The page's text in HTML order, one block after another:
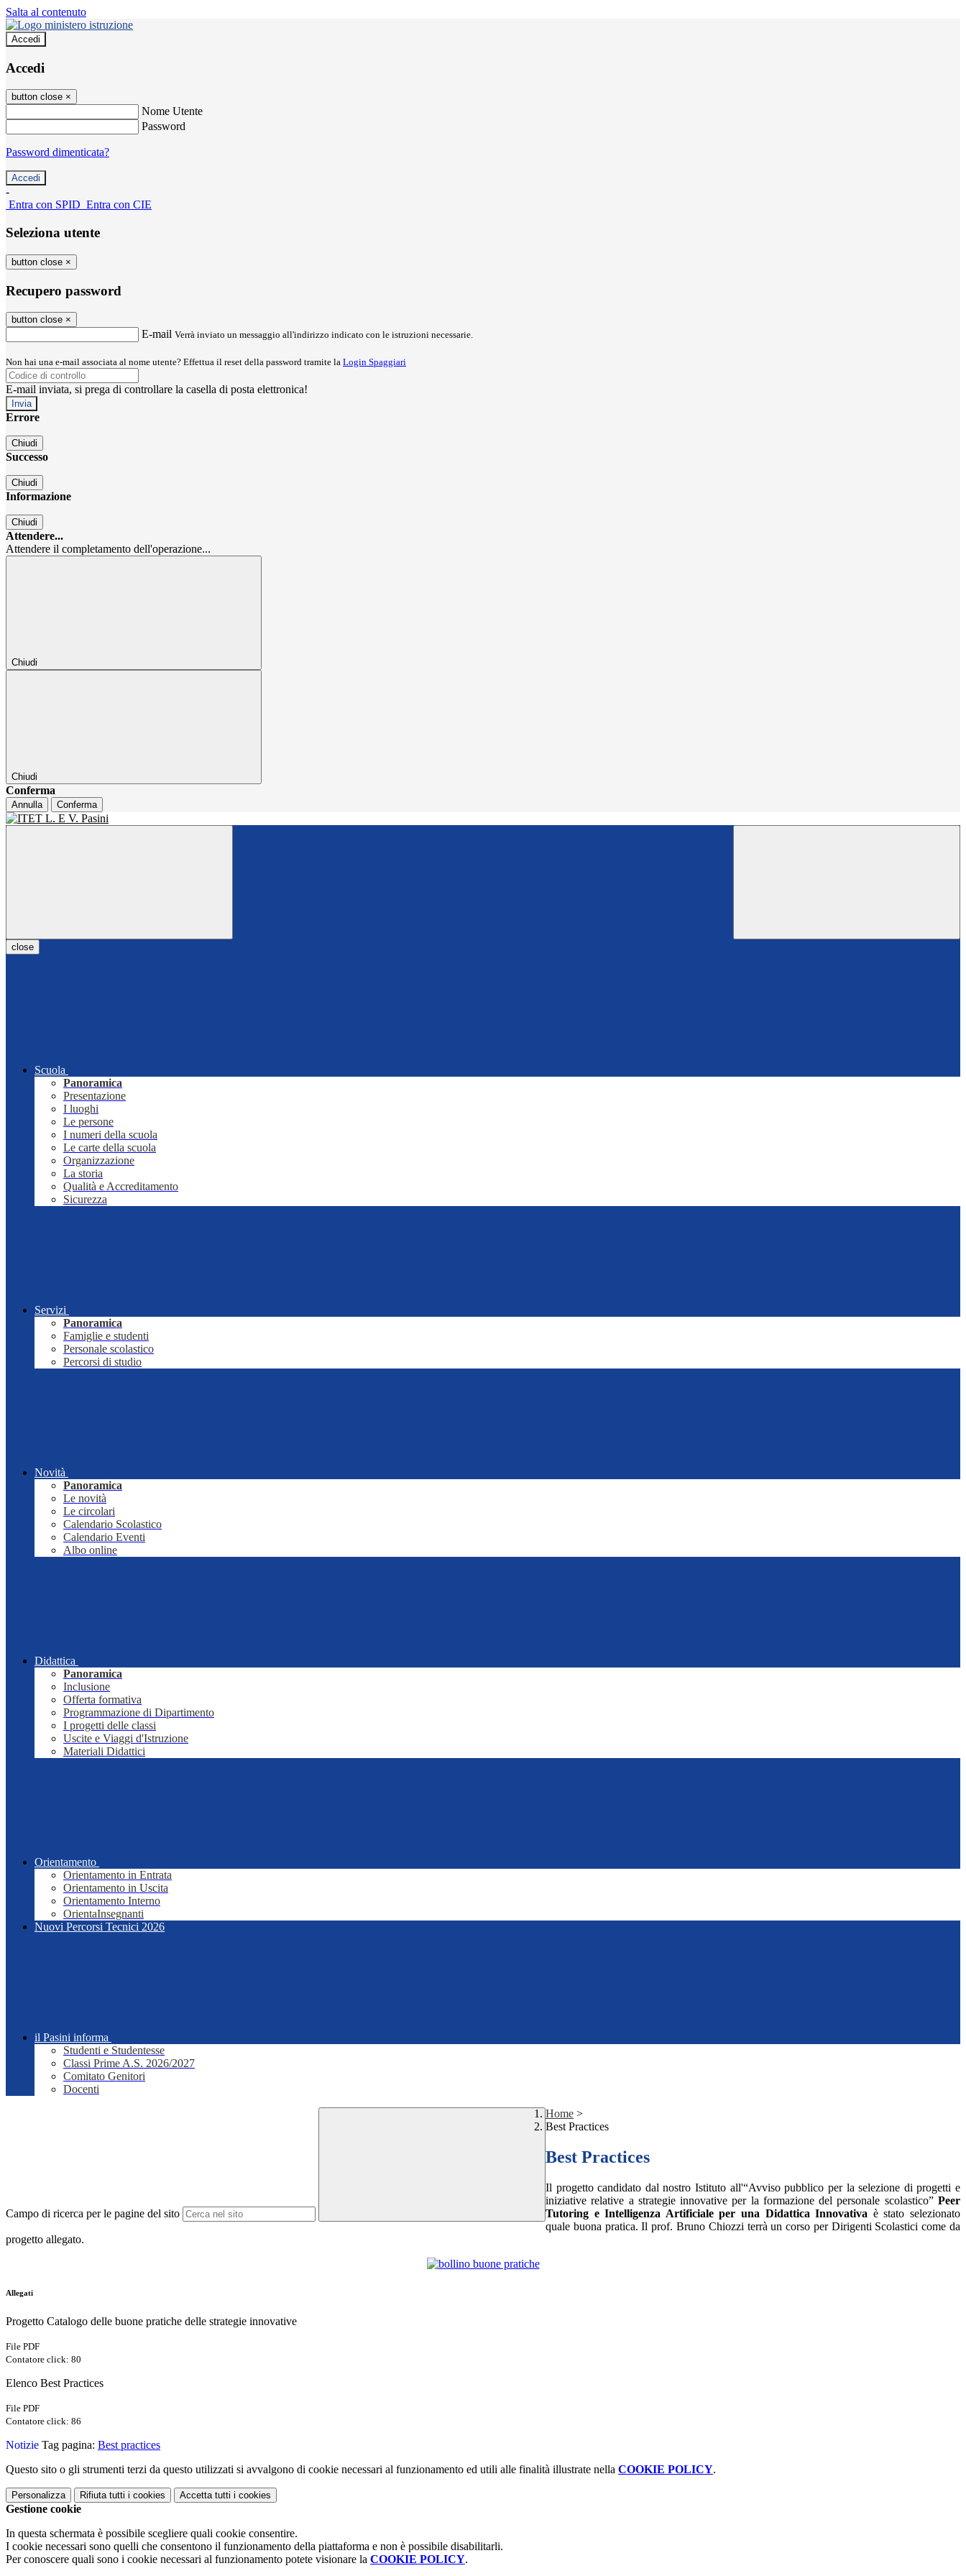
Salta al contenuto
Accedi
Accedi
button close ×
Nome Utente
Password
Password dimenticata?
-
Entra con SPID Entra con CIE
Seleziona utente
button close ×
Recupero password
button close ×
E-mail Verrà inviato un messaggio all'indirizzo indicato con le istruzioni necessarie.
Non hai una e-mail associata al nome utente? Effettua il reset della password tramite la Login Spaggiari
E-mail inviata, si prega di controllare la casella di posta elettronica!
Errore
Chiudi
Successo
Chiudi
Informazione
Chiudi
Attendere...
Attendere il completamento dell'operazione...
Chiudi
Chiudi
Conferma
Annulla Conferma
close
Scuola
Panoramica
Presentazione
I luoghi
Le persone
I numeri della scuola
Le carte della scuola
Organizzazione
La storia
Qualità e Accreditamento
Sicurezza
Servizi
Panoramica
Famiglie e studenti
Personale scolastico
Percorsi di studio
Novità
Panoramica
Le novità
Le circolari
Calendario Scolastico
Calendario Eventi
Albo online
Didattica
Panoramica
Inclusione
Offerta formativa
Programmazione di Dipartimento
I progetti delle classi
Uscite e Viaggi d'Istruzione
Materiali Didattici
Orientamento
Orientamento in Entrata
Orientamento in Uscita
Orientamento Interno
OrientaInsegnanti
Nuovi Percorsi Tecnici 2026
il Pasini informa
Studenti e Studentesse
Classi Prime A.S. 2026/2027
Comitato Genitori
Docenti
Campo di ricerca per le pagine del sito
Home >
Best Practices
Best Practices
Il progetto candidato dal nostro Istituto all'“Avviso pubblico per la selezione di progetti e
iniziative relative a strategie innovative per la formazione del personale scolastico” Peer
Tutoring e Intelligenza Artificiale per una Didattica Innovativa è stato selezionato
quale buona pratica. Il prof. Bruno Chiozzi terrà un corso per Dirigenti Scolastici come da
progetto allegato.
Allegati
Progetto Catalogo delle buone pratiche delle strategie innovative
File PDF
Contatore click: 80
Elenco Best Practices
File PDF
Contatore click: 86
Notizie Tag pagina: Best practices
Questo sito o gli strumenti terzi da questo utilizzati si avvalgono di cookie necessari al funzionamento ed utili alle finalità illustrate nella COOKIE POLICY.
Personalizza Rifiuta tutti i cookies Accetta tutti i cookies
Gestione cookie
In questa schermata è possibile scegliere quali cookie consentire.
I cookie necessari sono quelli che consentono il funzionamento della piattaforma e non è possibile disabilitarli.
Per conoscere quali sono i cookie necessari al funzionamento potete visionare la COOKIE POLICY.